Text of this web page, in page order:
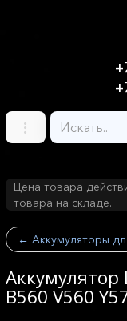
Цена товара
товара на складе.
← Аккумуляторы
Аккумулятор
B560 V560